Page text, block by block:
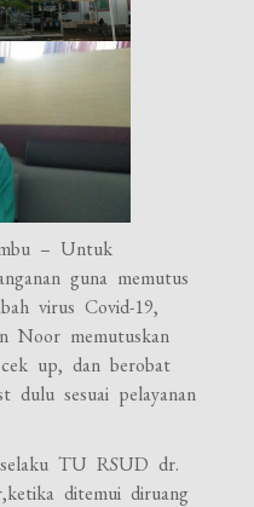
– Untuk
guna memutus
virus Covid-19,
Noor memutuskan
up, dan berobat
dulu sesuai pelayanan
TU RSUD dr.
ditemui diruang